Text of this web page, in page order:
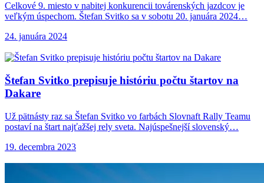
Celkové 9. miesto v nabitej konkurencii továrenských jazdcov je
veľkým úspechom. Štefan Svitko sa v sobotu 20. januára 2024…
24. januára 2024
Štefan Svitko prepisuje históriu počtu štartov na
Dakare
Už pätnásty raz sa Štefan Svitko vo farbách Slovnaft Rally Teamu
postaví na štart najťažšej rely sveta. Najúspešnejší slovenský…
19. decembra 2023